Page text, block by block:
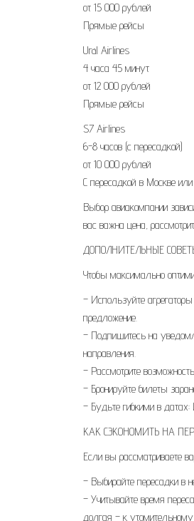
от 15 000 рублей
Прямые рейсы
Ural Airlines
4 часа 45 минут
от 12 000 рублей
Прямые рейсы
S7 Airlines
6-8 часов (с пересадкой)
от 10 000 рублей
С пересадкой в Москве или
Выбор авиакомпании
вас важна цена,
ДОПОЛНИТЕЛЬНЫЕ
Чтобы максимально
– Используйте
предложение.
– Подпишитесь на
направления.
– Рассмотрите
– Бронируйте билеты
– Будьте гибкими в
КАК СЭКОНОМИТЬ НА
Если вы рассматриваете
– Выбирайте пересадки в
– Учитывайте время
долгая – к